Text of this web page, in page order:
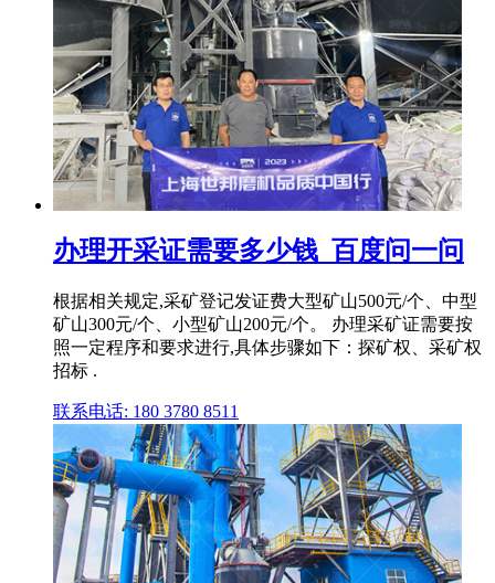
办理开采证需要多少钱_百度问一问
根据相关规定,采矿登记发证费大型矿山500元/个、中型
矿山300元/个、小型矿山200元/个。 办理采矿证需要按
照一定程序和要求进行,具体步骤如下：探矿权、采矿权
招标 .
联系电话: 180 3780 8511